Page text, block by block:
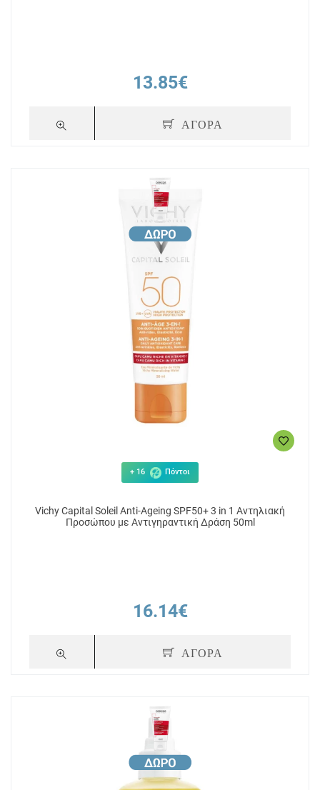
13.85€
ΑΓΟΡΑ
+ 16 Πόντοι
Vichy Capital Soleil Anti-Ageing SPF50+ 3 in 1 Αντηλιακή
Προσώπου με Αντιγηραντική Δράση 50ml
16.14€
ΑΓΟΡΑ